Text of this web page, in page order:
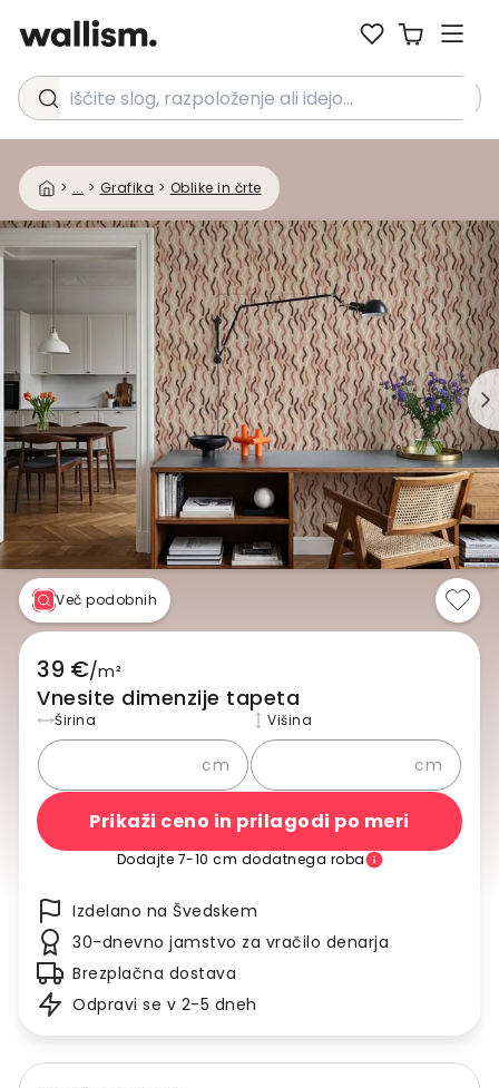
Iščite slog, razpoloženje ali idejo...
> ... > Grafika > Oblike in črte
Več podobnih
39 €/m²
Vnesite dimenzije tapeta
Širina
cm
Višina
cm
Prikaži ceno in prilagodi po meri
Dodajte 7-10 cm dodatnega roba
Izdelano na Švedskem
30-dnevno jamstvo za vračilo denarja
Brezplačna dostava
Odpravi se v 2-5 dneh